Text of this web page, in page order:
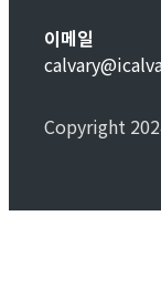
이메일
Copyright